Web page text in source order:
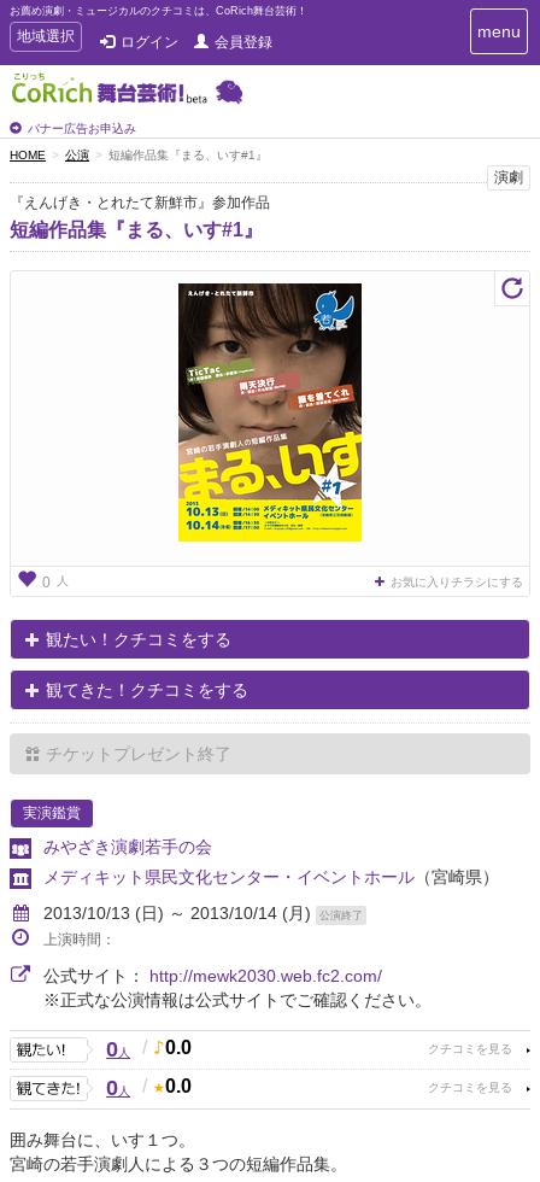
お薦め演劇・ミュージカルのクチコミは、CoRich舞台芸術！
T
o
g
g
e
n
a
v
i
g
地域選択 ログイン 会員登録
バナー広告お申込み
T
o
i
g
menu
HOME 公演 短編作品集『まる、いす#1』
演劇
『えんげき・とれたて新鮮市』参加作品
短編作品集『まる、いす#1』
0 人 お気に入りチラシにする
観たい！クチコミをする
観てきた！クチコミをする
チケットプレゼント終了
実演鑑賞
みやざき演劇若手の会
メディキット県民文化センター・イベントホール （宮崎県）
2013/10/13 (日) ～ 2013/10/14 (月)
公演終了
上演時間：
公式サイト： http://mewk2030.web.fc2.com/
※正式な公演情報は公式サイトでご確認ください。
0人 / 0.0
0人 / 0.0
囲み舞台に、いす１つ。
宮崎の若手演劇人による３つの短編作品集。